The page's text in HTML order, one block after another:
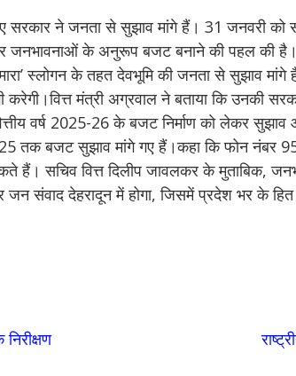
ने जनता से सुझाव मांगे हैं। 31 जनवरी को
जनभावनाओं के अनुरूप बजट बनाने की पहल की है।
स्लोगन के तहत देवभूमि की जनता से सुझाव
करेगी।वित्त मंत्री अग्रवाल ने बताया कि उनकी
वर्ष 2025-26 के बजट निर्माण को लेकर
तक बजट सुझाव मांगे गए हैं।कहा कि फोन
हैं। सचिव वित्त दिलीप जावलकर के मुताबिक,
संवाद देहरादून में होगा, जिसमें प्रदेश भर के हित